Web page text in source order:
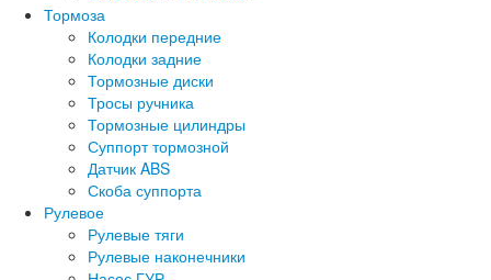
Тормоза
Колодки передние
Колодки задние
Тормозные диски
Тросы ручника
Тормозные цилиндры
Суппорт тормозной
Датчик ABS
Скоба суппорта
Рулевое
Рулевые тяги
Рулевые наконечники